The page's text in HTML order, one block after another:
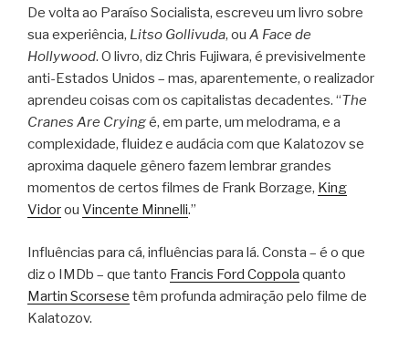
De volta ao Paraíso Socialista, escreveu um livro sobre
sua experiência, Litso Gollivuda, ou A Face de
Hollywood. O livro, diz Chris Fujiwara, é previsivelmente
anti-Estados Unidos – mas, aparentemente, o realizador
aprendeu coisas com os capitalistas decadentes. “The
Cranes Are Cryingé, em parte, um melodrama, e a
complexidade, fluidez e audácia com que Kalatozov se
aproxima daquele gênero fazem lembrar grandes
momentos de certos filmes de Frank Borzage, King
Vidorou Vincente Minnelli.”
Influências para cá, influências para lá. Consta – é o que
diz o IMDb – que tanto Francis Ford Coppola quanto
Martin Scorsese têm profunda admiração pelo filme de
Kalatozov.